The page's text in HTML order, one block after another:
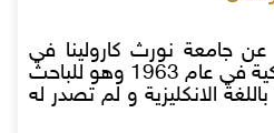
جامعة نورث كارولينا في
الولايات المتحدة الأمريكية في عام 1963 وهو للباحث
الانكليزية و لم تصدر له